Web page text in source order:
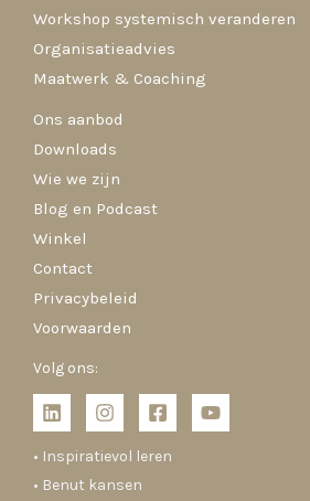
Workshop systemisch veranderen
Organisatieadvies
Maatwerk & Coaching
Ons aanbod
Downloads
Wie we zijn
Blog en Podcast
Winkel
Contact
Privacybeleid
Voorwaarden
Volg ons:
• Inspiratievol leren
• Benut kansen